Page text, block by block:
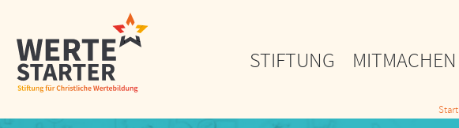
STIFTUNG MITMACHEN
Start